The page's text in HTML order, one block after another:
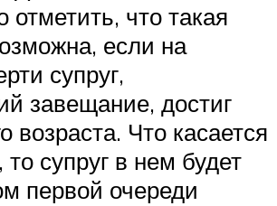
отметить, что такая
если на
супруг,
завещание, достиг
возраста. Что касается
супруг в нем будет
первой очереди